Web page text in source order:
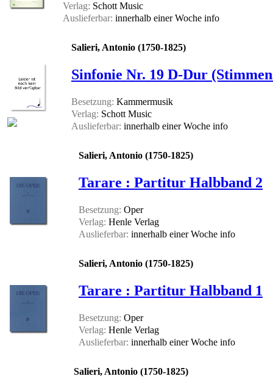
Verlag: Schott Music
Auslieferbar: innerhalb einer Woche info
Salieri, Antonio (1750-1825)
Sinfonie Nr. 19 D-Dur
Besetzung: Kammermusik
Verlag: Schott Music
Auslieferbar: innerhalb einer Woche info
Salieri, Antonio (1750-1825)
Tarare : Partitur Halbband 2
Besetzung: Oper
Verlag: Henle Verlag
Auslieferbar: innerhalb einer Woche info
Salieri, Antonio (1750-1825)
Tarare : Partitur Halbband 1
Besetzung: Oper
Verlag: Henle Verlag
Auslieferbar: innerhalb einer Woche info
Salieri, Antonio (1750-1825)